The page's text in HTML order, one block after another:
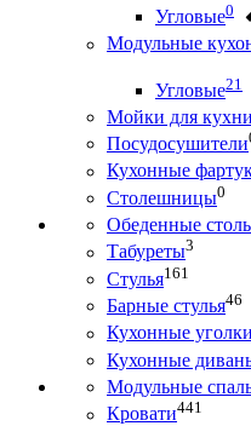
Угловые0
Модульные
Угловые21
Мойки для кухни
Посудосушители
Кухонные
Столешницы0
Обеденные
Табуреты3
Стулья161
Барные стулья46
Кухонные уголки
Кухонные
Модульные
Кровати441